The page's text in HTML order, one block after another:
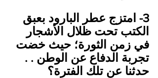
الكتب تحت ظلال الأشجار
في زمن الثورة؛ حيث خضت
تجربة الدفاع عن الوطن . .
حدثنا عن تلك الفترة؟